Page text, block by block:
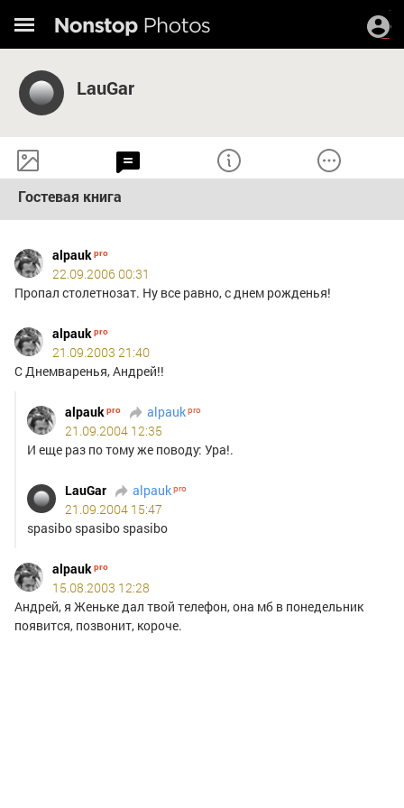
LauGar
Гостевая книга
alpauk
22.09.2006 00:31
Пропал столетнозат. Ну все равно, с днем рожденья!
alpauk
21.09.2003 21:40
С Днемваренья, Андрей!!
alpauk
alpauk
21.09.2004 12:35
И еще раз по тому же поводу: Ура!.
LauGar
alpauk
21.09.2004 15:47
spasibo spasibo spasibo
alpauk
15.08.2003 12:28
Андрей, я Женьке дал твой телефон, она мб в понедельник
появится, позвонит, короче.